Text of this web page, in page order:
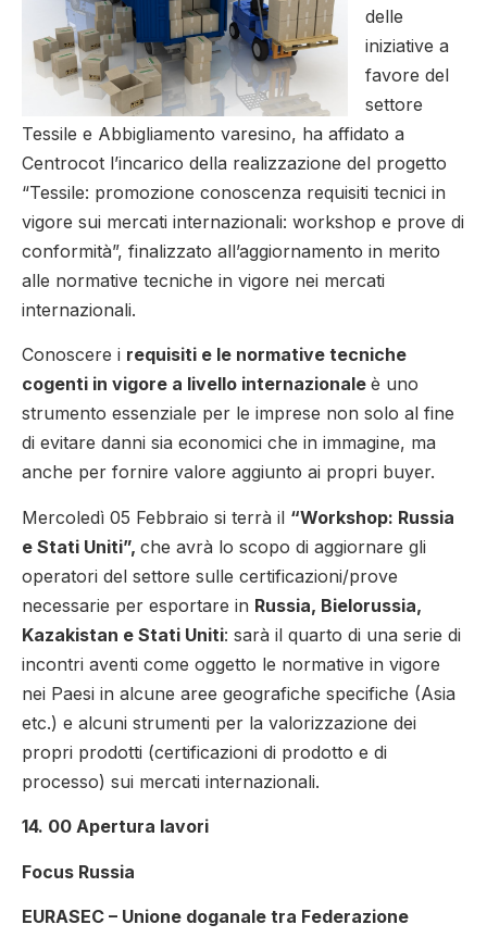
delle
iniziative a
favore del
settore
Tessile e Abbigliamento varesino, ha affidato a
Centrocot l’incarico della realizzazione del progetto
“Tessile: promozione conoscenza requisiti tecnici in
vigore sui mercati internazionali: workshop e prove di
conformità”, finalizzato all’aggiornamento in merito
alle normative tecniche in vigore nei mercati
internazionali.
Conoscere i requisiti e le normative tecniche
cogenti in vigore a livello internazionale è uno
strumento essenziale per le imprese non solo al fine
di evitare danni sia economici che in immagine, ma
anche per fornire valore aggiunto ai propri buyer.
Mercoledì 05 Febbraio si terrà il “Workshop: Russia
e Stati Uniti”, che avrà lo scopo di aggiornare gli
operatori del settore sulle certificazioni/prove
necessarie per esportare in Russia, Bielorussia,
Kazakistan e Stati Uniti: sarà il quarto di una serie di
incontri aventi come oggetto le normative in vigore
nei Paesi in alcune aree geografiche specifiche (Asia
etc.) e alcuni strumenti per la valorizzazione dei
propri prodotti (certificazioni di prodotto e di
processo) sui mercati internazionali.
14. 00 Apertura lavori
Focus Russia
EURASEC – Unione doganale tra Federazione